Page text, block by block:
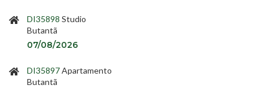
DI35898 Studio
Butantã
07/08/2026
DI35897Apartamento
Butantã